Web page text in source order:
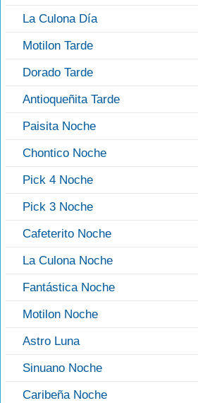
La Culona Día
Motilon Tarde
Dorado Tarde
Antioqueñita Tarde
Paisita Noche
Chontico Noche
Pick 4 Noche
Pick 3 Noche
Cafeterito Noche
La Culona Noche
Fantástica Noche
Motilon Noche
Astro Luna
Sinuano Noche
Caribeña Noche